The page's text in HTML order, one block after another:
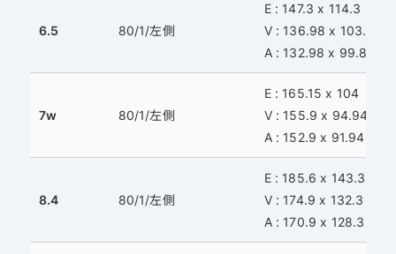
6.5 80/1/左側
E : 147.3 x 114.3
V : 136.98 x 103.86
A : 132.98 x 99.86
7w 80/1/左側
E : 165.15 x 104
V : 155.9 x 94.94
A : 152.9 x 91.94
8.4 80/1/左側
E : 185.6 x 143.3
V : 174.9 x 132.3
A : 170.9 x 128.3